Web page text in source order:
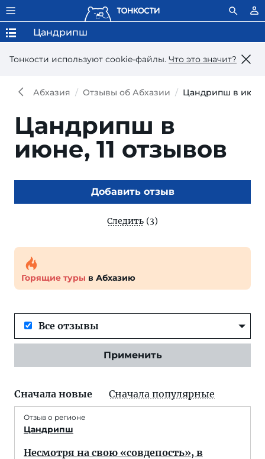
Тонкости используют сookie-файлы. Что это значит?
Цандрипш
Абхазия Отзывы об Абхазии Цандрипш в июне
Цандрипш в
июне, 11 отзывов
Добавить отзыв
Следить (3)
Горящие туры в Абхазию
Все отзывы
Применить
Сначала новые Сначала популярные
Отзыв о регионе
Цандрипш
Несмотря на свою «совдепость», в